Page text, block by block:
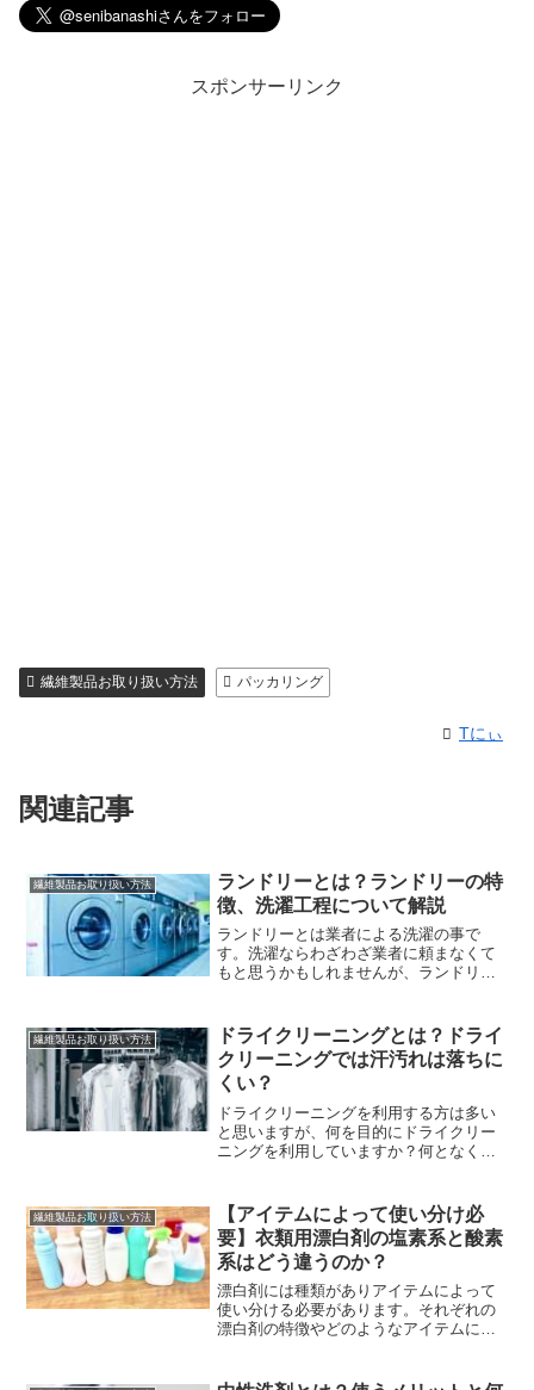
スポンサーリンク
繊維製品お取り扱い方法 パッカリング
Tにぃ
関連記事
繊維製品お取り扱い方法
ランドリーとは？ランドリーの特
徴、洗濯工程について解説
ランドリーとは業者による洗濯の事で
す。洗濯ならわざわざ業者に頼まなくて
もと思うかもしれませんが、ランドリー
いて解説していますのでぜひご覧くださ
い。
繊維製品お取り扱い方法
ドライクリーニングとは？ドライ
クリーニングでは汗汚れは落ちに
くい？
ドライクリーニングを利用する方は多い
と思いますが、何を目的にドライクリー
ニングを利用していますか？何となくき
徴について解説していますのでぜひご覧
ください。
繊維製品お取り扱い方法
【アイテムによって使い分け必
要】衣類用漂白剤の塩素系と酸素
系はどう違うのか？
漂白剤には種類がありアイテムによって
使い分ける必要があります。それぞれの
漂白剤の特徴やどのようなアイテムに使
ください。